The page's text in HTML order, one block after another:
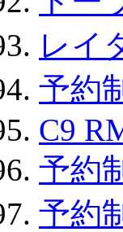
レイ
予約
C9
予約
予約